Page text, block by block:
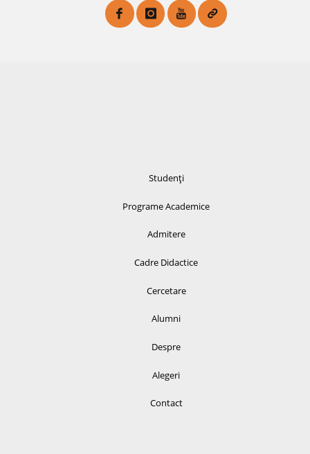
Studenți
Programe Academice
Admitere
Cadre Didactice
Cercetare
Alumni
Despre
Alegeri
Contact